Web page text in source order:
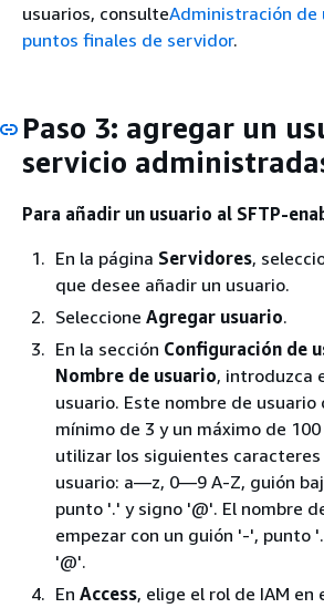
usuarios, consulteAdministración de
puntos finales de servidor.
Paso 3: agregar un
servicio
Para añadir un usuario al SFTP-
En la página Servidores,
que desee añadir un usuario.
Seleccione Agregar usuario.
En la sección Configuración de
Nombre de usuario, introduzca
usuario. Este nombre de usuario
mínimo de 3 y un máximo de
utilizar los siguientes caracteres
usuario: a—z, 0—9 A-Z, guión
punto '.' y signo '@'. El nombre
empezar con un guión '-', punto
'@'.
En Access, elige el rol de IAM en